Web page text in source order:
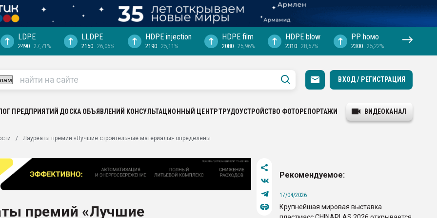
выходит на
рынке
LDPE
2490 27,71%
LLDPE
2150 26,05%
HDPE injection
2190 25,11%
HDPE film
2080 25,96%
HDPE blow
2310 28,57%
PP hомо
2300 25,22%
ВХОД / РЕГИСТРАЦИЯ
ПРЕДПРИЯТИЙ ДОСКА ОБЪЯВЛЕНИЙ КОНСУЛЬТАЦИОННЫЙ ЦЕНТРТРУДОУСТРОЙСТВО ФОТОРЕПОРТАЖИ ВИДЕОКАНАЛ
Лауреаты премий «Лучшие строительные материалы» определены
премий «Лучшие
Рекомендуемое:
17/04/2026
Крупнейшая мировая выставка